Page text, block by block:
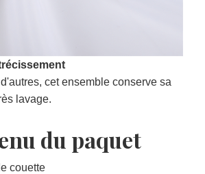
cet ensemble conserve sa
lavage.
du paquet
couette